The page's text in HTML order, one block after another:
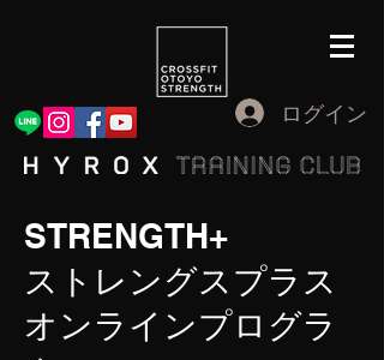
ログイン
STRENGTH+
​ストレングスプラス
オンラインプログラ